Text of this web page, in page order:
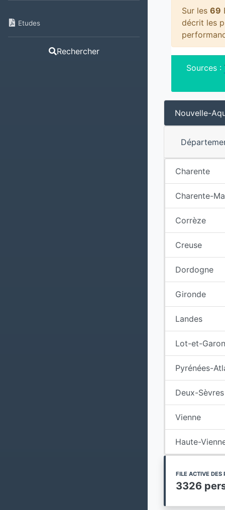
Etudes
Rechercher
Sur les 69
décrit les
Sources :
Nouvelle-
Charente
Charente-
Corrèze
Creuse
Dordogne
Gironde
Landes
Lot-et-
Pyrénées-
Deux-Sèvres
Vienne
Haute-
FILE ACTIVE DES
3326